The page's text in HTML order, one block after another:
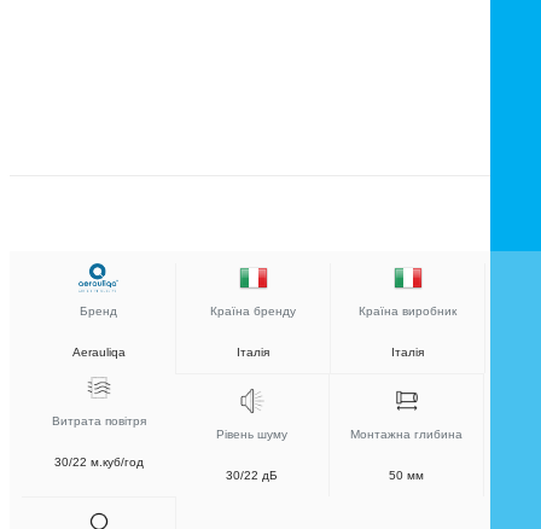
Бренд
Aerauliqa
Країна бренду
Італія
Країна виробник
Італія
Витрата повітря
30/22 м.куб/год
Рівень шуму
30/22 дБ
Монтажна глибина
50 мм